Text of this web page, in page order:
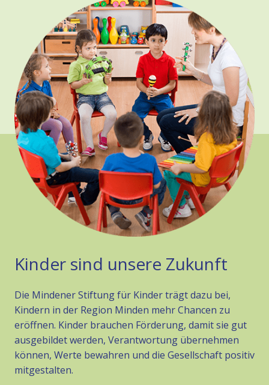
Kinder sind unsere Zukunft
Die Mindener Stiftung für Kinder trägt dazu bei,
Kindern in der Region Minden mehr Chancen zu
eröffnen. Kinder brauchen Förderung, damit sie gut
ausgebildet werden, Verantwortung übernehmen
können, Werte bewahren und die Gesellschaft positiv
mitgestalten.